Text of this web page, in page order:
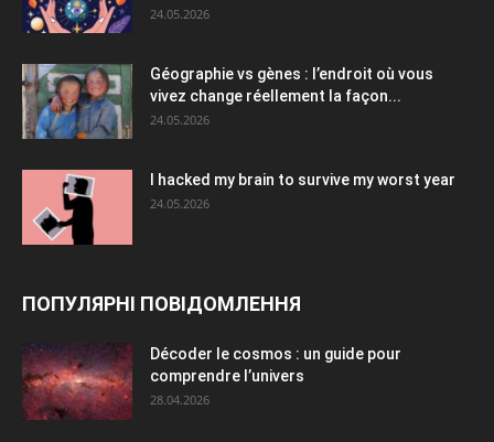
24.05.2026
Géographie vs gènes : l’endroit où vous
vivez change réellement la façon...
24.05.2026
I hacked my brain to survive my worst year
24.05.2026
ПОПУЛЯРНІ ПОВІДОМЛЕННЯ
Décoder le cosmos : un guide pour
comprendre l’univers
28.04.2026